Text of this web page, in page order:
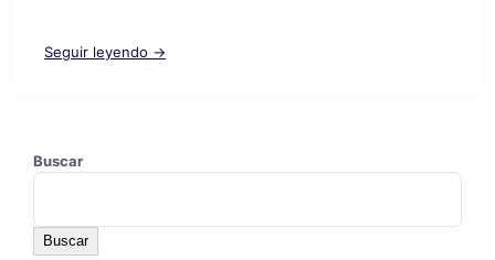
Seguir leyendo →
Buscar
Buscar